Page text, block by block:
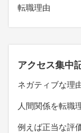
転職理由
アクセス集中
ネガティブな理
人間関係を転職
例えば正当な評